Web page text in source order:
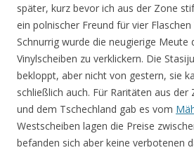
später, kurz bevor ich aus der Zone
ein polnischer Freund für vier
Schnurrig wurde die neugierige Meute
Vinylscheiben zu verklickern. Die
bekloppt, aber nicht von gestern, sie
schließlich auch. Für Raritäten aus der
und dem Tschechland gab es vom
Westscheiben lagen die Preise
befanden sich aber keine verbotenen